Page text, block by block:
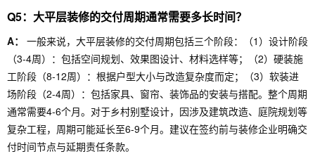
Q5：大平层装修的交付周期通常需要多长时间？
A：
一般来说，大平层装修的交付周期包括三个阶段：（1）设计阶段
（3-4周）：包括空间规划、效果图设计、材料选样等；（2）硬装施
工阶段（8-12周）：根据户型大小与改造复杂度而定；（3）软装进
场阶段（2-4周）：包括家具、窗帘、装饰品的安装与搭配。整个周期
通常需要4-6个月。对于乡村别墅设计，因涉及建筑改造、庭院规划等
复杂工程，周期可能延长至6-9个月。建议在签约前与装修企业明确交
付时间节点与延期责任条款。